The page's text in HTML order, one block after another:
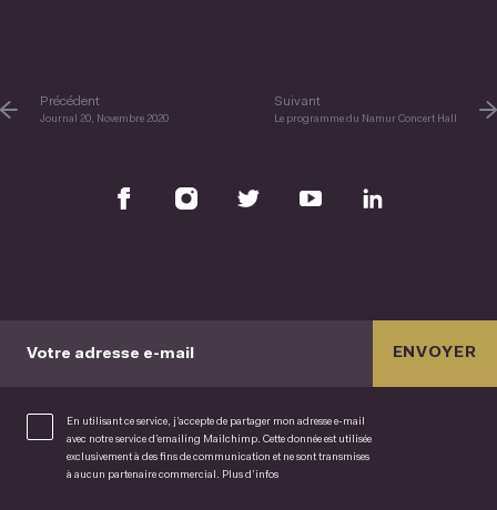
Précédent
Journal 20, Novembre 2020
Suivant
Le programme du Namur Concert Hall
Votre adresse e-mail
En utilisant ce service, j’accepte de partager mon adresse e-mail
avec notre service d’emailing Mailchimp. Cette donnée est utilisée
exclusivement à des fins de communication et ne sont transmises
à aucun partenaire commercial. Plus d’infos
ENVOYER